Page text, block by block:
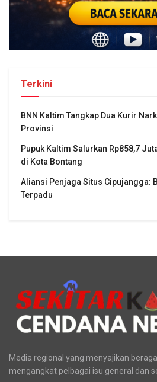
Terkini
BNN Kaltim Tangkap Dua Kurir
Provinsi
Pupuk Kaltim Salurkan Rp858,7
di Kota Bontang
Aliansi Penjaga Situs Cipujangga:
Terpadu
Media regional yang menyajikan
mengangkat pelbagai isu general dan